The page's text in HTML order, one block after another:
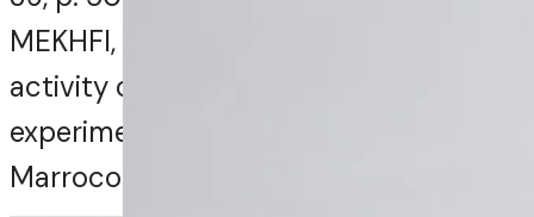
MEKHFI, Hassane et al. Antithrombotic
activity of argan oil: An in vivo
experimental study. Nutrition,
Marrocos, v. 28, p.937-941, 2012.